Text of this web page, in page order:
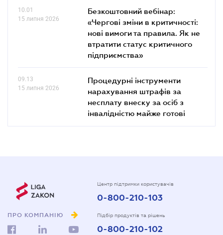
10.01
15 липня 2026
Безкоштовний вебінар:
«Чергові зміни в критичності:
нові вимоги та правила. Як не
втратити статус критичного
підприємства»
09.13
15 липня 2026
Процедурні інструменти
нарахування штрафів за
несплату внеску за осіб з
інвалідністю майже готові
ПРО КОМПАНІЮ
Центр підтримки користувачів
0-800-210-103
Підбір продуктів та рішень
0-800-210-102